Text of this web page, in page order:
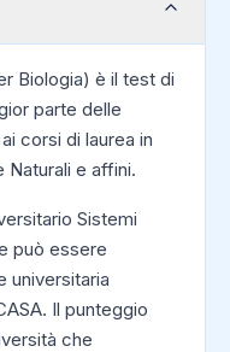
Biologia) è il test di
parte delle
corsi di laurea in
Naturali e affini.
Sistemi
può essere
universitaria
Il punteggio
che